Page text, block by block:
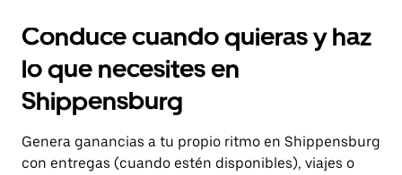
Conduce cuando quieras y haz
lo que necesites en
Shippensburg
Genera ganancias a tu propio ritmo en Shippensburg
con entregas (cuando estén disponibles), viajes o